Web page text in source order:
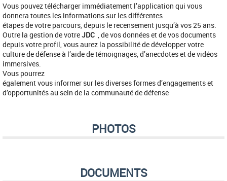
Vous pouvez télécharger immédiatement l’application qui vous
donnera toutes les informations sur les différentes
étapes de votre parcours, depuis le recensement jusqu’à vos 25 ans.
Outre la gestion de votreJDC
, de vos données et de vos documents
depuis votre profil, vous aurez la possibilité de développer votre
culture de défense à l’aide de témoignages, d’anecdotes et de vidéos
immersives.
Vous pourrez
également vous informer sur les diverses formes d’engagements et
d’opportunités au sein de la communauté de défense
PHOTOS
DOCUMENTS